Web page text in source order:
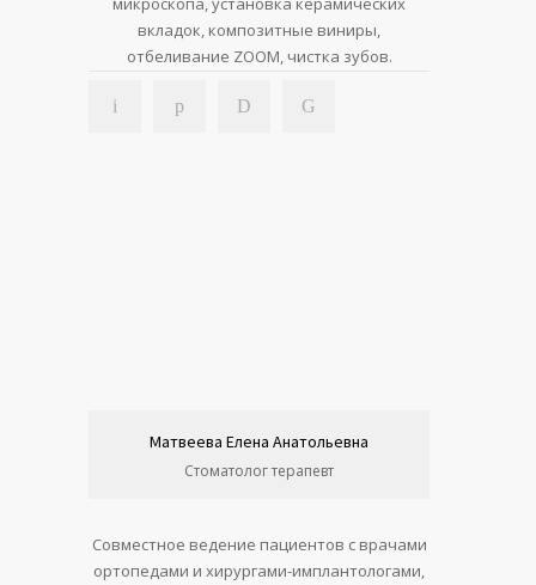
вкладок, композитные виниры,
отбеливание ZOOM, чистка зубов.
Матвеева Елена Анатольевна
Стоматолог терапевт
Совместное ведение пациентов с врачами
ортопедами и хирургами-имплантологами,